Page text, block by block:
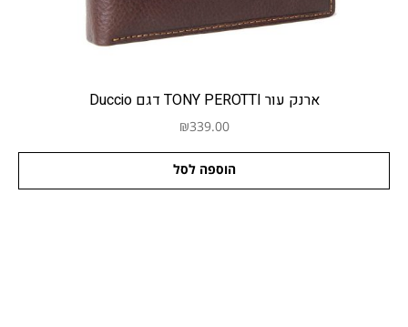
ארנק עור TONY PEROTTI דגם Duccio
₪339.00
הוספה לסל